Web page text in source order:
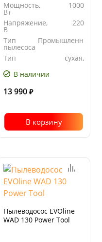
Мощность,
Вт
1000
Напряжение,
В
220
Тип
пылесоса
Промышленный
Тип
сухая,
влажная
В наличии
13 990 ₽
В корзину
Пылеводосос EVOline
WAD 130 Power Tool